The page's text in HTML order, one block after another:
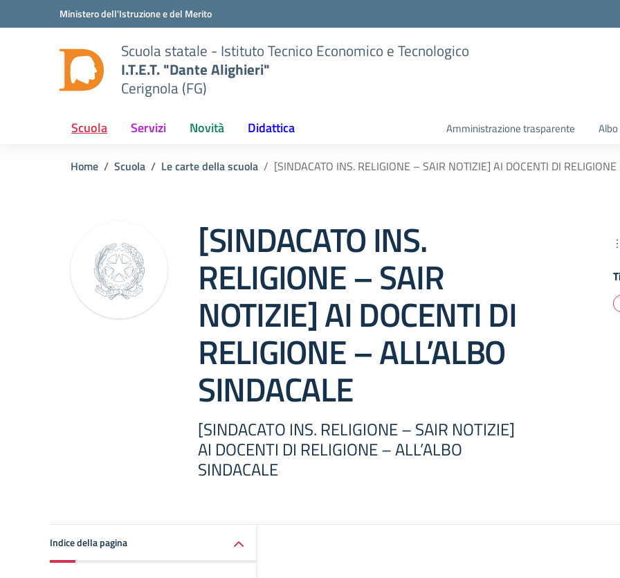
Vai ai contenuti
Vai al menu di navigazioneMinistero dell'Istruzione e del Merito
Scuola statale - Istituto Tecnico Economico e Tecnologico
I.T.E.T. "Dante Alighieri"
Cerignola (FG)
Scuola Servizi Novità Didattica Amministrazione trasparente
Home Scuola Le carte della scuola [SINDACATO INS. RELIGIONE – SAIR NOTIZIE] AI DOCENTI DI
[SINDACATO INS.
RELIGIONE – SAIR
NOTIZIE] AI DOCENTI DI
RELIGIONE – ALL’ALBO
SINDACALE
[SINDACATO INS. RELIGIONE – SAIR NOTIZIE]
AI DOCENTI DI RELIGIONE – ALL’ALBO
SINDACALE
Indice della pagina